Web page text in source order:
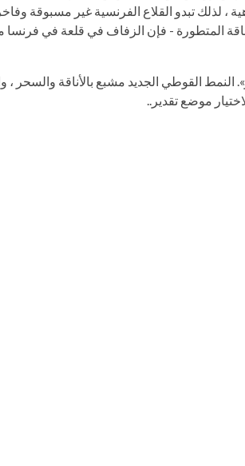
، لذلك تبدو القلاع الفرنسية غير مسبوقة
المتطورة - فإن الزفاف في قلعة في فرنسا
النمط القوطي الجديد مشبع بالأناقة والسحر ،
موضع تقدير..